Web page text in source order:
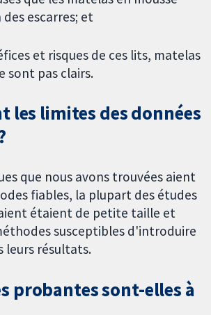
escarres; et
et risques de ces lits, matelas
sont pas clairs.
les limites des données
que nous avons trouvées aient
fiables, la plupart des études
étaient de petite taille et
susceptibles d'introduire
leurs résultats.
probantes sont-elles à